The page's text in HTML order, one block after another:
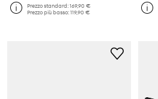
Prezzo standard:169,90 €
Prezzo più basso:119,90 €